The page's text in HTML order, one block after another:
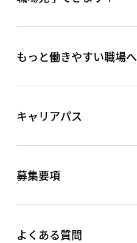
もっと働きやすい職場へ
キャリアパス
募集要項
よくある質問